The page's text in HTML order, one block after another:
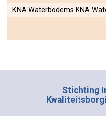
KNA Waterbodems KNA
Stichting